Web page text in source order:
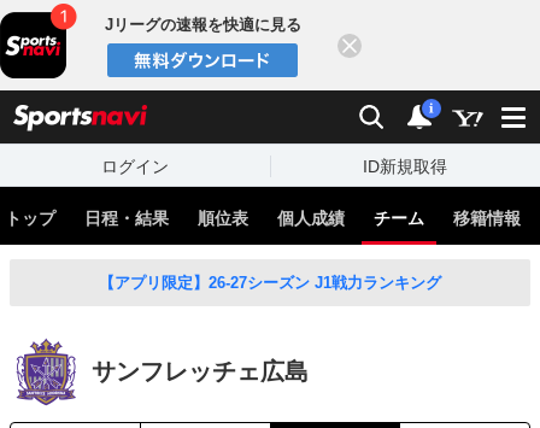
Jリーグの速報を快適に見る
検索 通知
i
ログイン ID新規取得
トップ 日程・結果 順位表 個人成績 チーム 移籍情報
【アプリ限定】26-27シーズン J1戦力ランキング
サンフレッチェ広島